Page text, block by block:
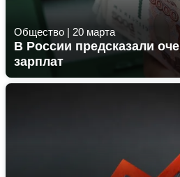
Общество | 20 марта
В России предсказали
зарплат